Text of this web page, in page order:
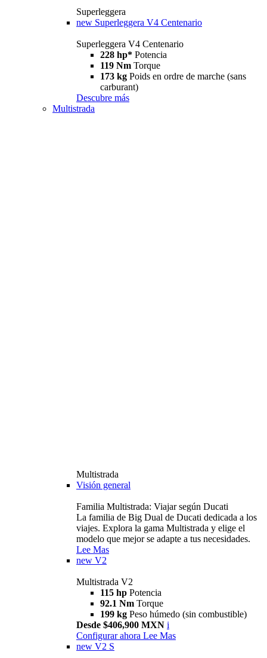
Superleggera
new Superleggera V4 Centenario
Superleggera V4 Centenario
228 hp* Potencia
119 Nm Torque
173 kg Poids en ordre de marche (sans
carburant)
Descubre más
Multistrada
Multistrada
Visión general
Familia Multistrada: Viajar según Ducati
La familia de Big Dual de Ducati dedicada a los
viajes. Explora la gama Multistrada y elige el
modelo que mejor se adapte a tus necesidades.
Lee Mas
new V2
Multistrada V2
115 hp Potencia
92.1 Nm Torque
199 kg Peso húmedo (sin combustible)
Desde $406,900 MXN i
Configurar ahora Lee Mas
new V2 S